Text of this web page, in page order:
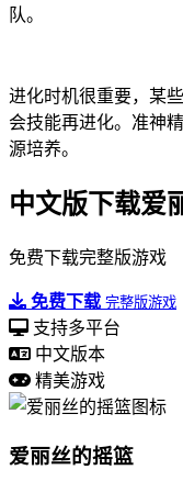
队。
进化时机很重要，某
会技能再进化。准神
源培养。
中文版下载爱
免费下载完整版游戏
免费下载 完整版游戏
支持多平台
中文版本
精美游戏
爱丽丝的摇篮